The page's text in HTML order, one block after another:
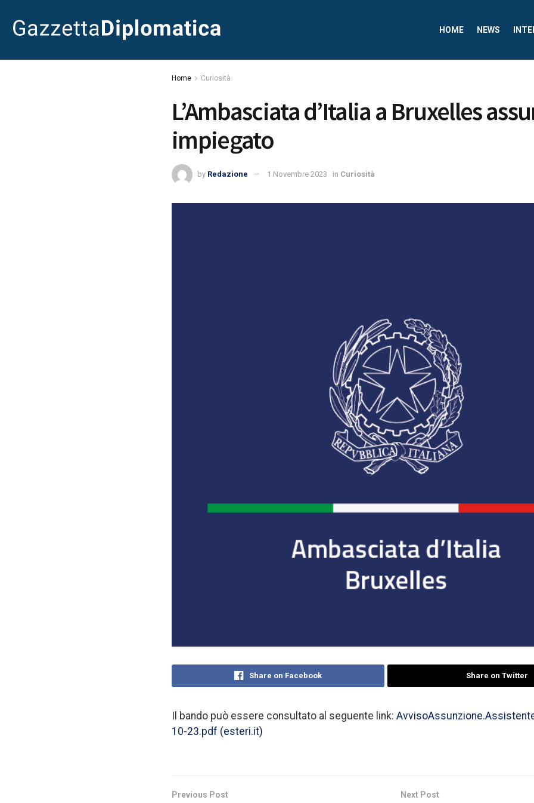
HOME NEWS
Home Curiosità
L’Ambasciata d’Italia a Bruxelles
impiegato
by Redazione 1 Novembre 2023 in Curiosità
Share on Facebook Share on Twitter
Il bando può essere consultato al seguente link:
10-23.pdf (esteri.it)
Previous Post Next Post